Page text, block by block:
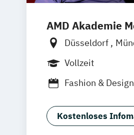
AMD Akademie
Düsseldorf
Online-Campus
Vollzeit
Fashion &
Luxury
Marken- &
Kostenloses